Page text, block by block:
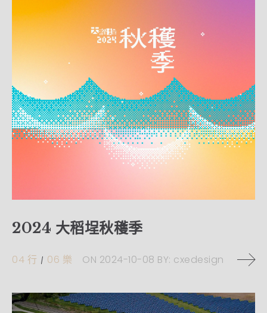
2024 大稻埕秋穫季
04 行 06 樂 ON 2024-10-08 BY: cxedesign